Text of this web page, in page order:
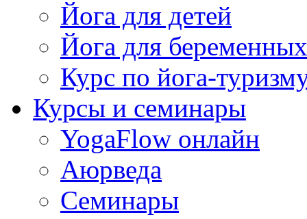
Йога для детей
Йога для беременных
Курс по йога-
Курсы и семинары
YogaFlow онлайн
Аюрведа
Семинары